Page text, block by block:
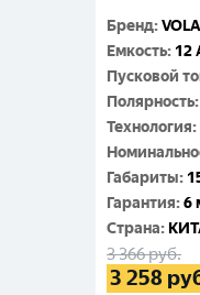
Бренд:
Емкость: 12
Пусковой
Полярность:
Технология:
Габариты:
Гарантия:6
Cтрана:
3 366руб.
3 258